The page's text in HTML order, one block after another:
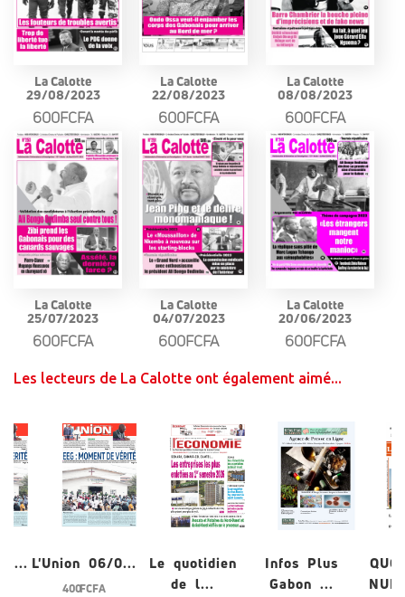
La Calotte
29/08/2023
600FCFA
La Calotte
22/08/2023
600FCFA
La Calotte
08/08/2023
600FCFA
La Calotte
25/07/2023
600FCFA
La Calotte
04/07/2023
600FCFA
La Calotte
20/06/2023
600FCFA
Les lecteurs de La Calotte ont également aimé...
0... L'Union 06/0...
400 FCFA
Le quotidien
de l...
Infos Plus
Gabon ...